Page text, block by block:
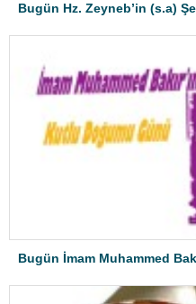
Bugün Hz. Zeyneb’in (s.a)
Bugün İmam Muhammed